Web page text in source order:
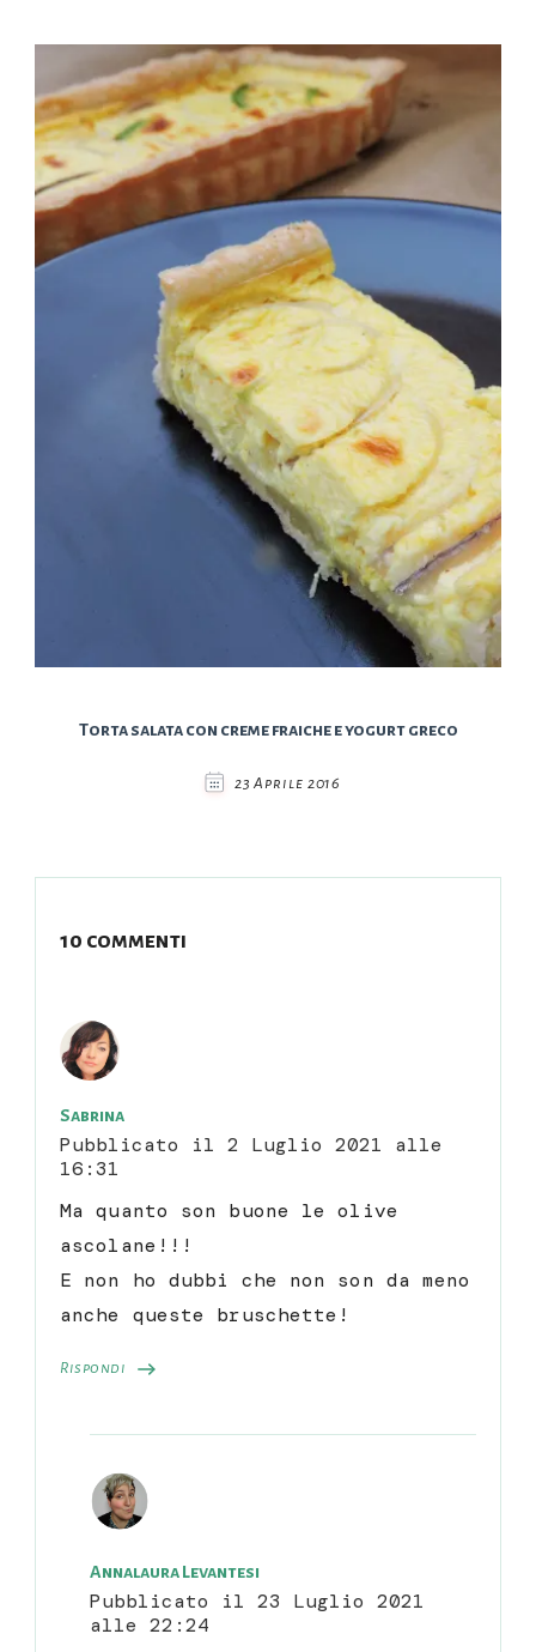
Torta salata con creme fraiche e yogurt greco
23 Aprile 2016
10 commenti
Sabrina
Pubblicato il 2 Luglio 2021 alle
16:31
Rispondi
Ma quanto son buone le olive
ascolane!!!
E non ho dubbi che non son da meno
anche queste bruschette!
Annalaura Levantesi
Pubblicato il 23 Luglio 2021
alle 22:24